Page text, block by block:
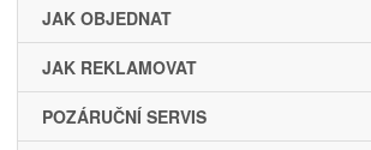
JAK OBJEDNAT
JAK REKLAMOVAT
POZÁRUČNÍ SERVIS